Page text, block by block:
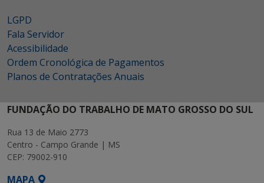
LGPD
Fala Servidor
Acessibilidade
Ordem Cronológica de Pagamentos
Planos de Contratações Anuais
FUNDAÇÃO DO TRABALHO DE MATO GROSSO DO SUL
Rua 13 de Maio 2773
Centro - Campo Grande | MS
CEP: 79002-910
MAPA